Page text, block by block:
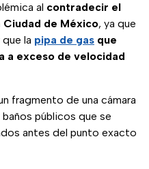
al contradecir el
Ciudad de México, ya que
la pipa de gas que
a exceso de velocidad
fragmento de una cámara
públicos que se
antes del punto exacto